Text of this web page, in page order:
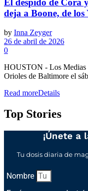
El despido de Cora
deja a Boone, de los
by Inna Zeyger
26 de abril de 2026
0
HOUSTON - Los Medias
Orioles de Baltimore el
Read moreDetails
Top Stories
¡Únete a
Tu dosis diaria de
Nombre